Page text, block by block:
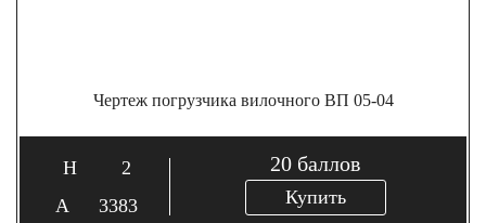
Чертеж погрузчика вилочного ВП 05-04
2
3383
20 баллов
Купить